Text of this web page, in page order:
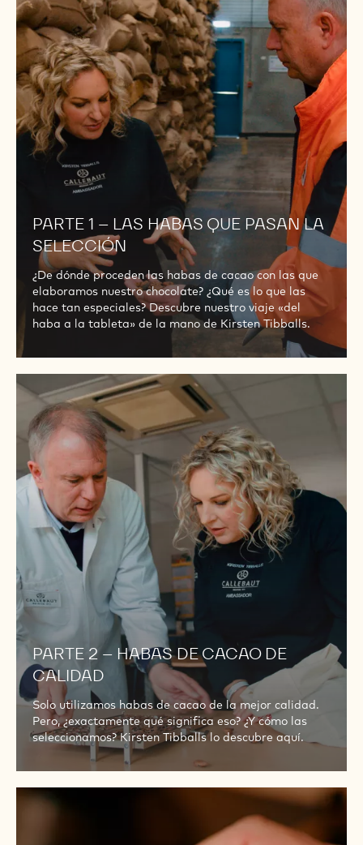
PARTE 1 – LAS HABAS QUE PASAN LA
SELECCIÓN
¿De dónde proceden las habas de cacao con las que
elaboramos nuestro chocolate? ¿Qué es lo que las
hace tan especiales? Descubre nuestro viaje «del
haba a la tableta» de la mano de Kirsten Tibballs.
–
LAS
HABAS
QUE
PASAN
LA
SELECCIÓN
PARTE 2 – HABAS DE CACAO DE
CALIDAD
Solo utilizamos habas de cacao de la mejor calidad.
Pero, ¿exactamente qué significa eso? ¿Y cómo las
seleccionamos? Kirsten Tibballs lo descubre aquí.
PARTE
HABAS
DE
CACAO
DE
CALIDAD
PARTE